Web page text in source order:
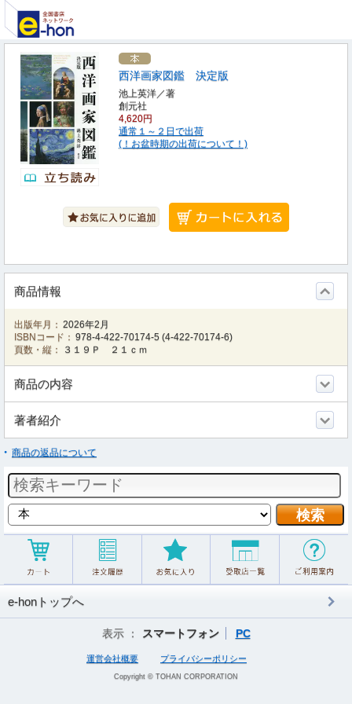
西洋画家図鑑 決定版
池上英洋／著
創元社
4,620円
通常１～２日で出荷
(！お盆時期の出荷について！)
商品情報
出版年月： 2026年2月
ISBNコード： 978-4-422-70174-5 (4-422-70174-6)
頁数・縦：
３１９Ｐ ２１ｃｍ
商品の内容
著者紹介
商品の返品について
e-honトップへ
表示 ： スマートフォン PC
運営会社概要 プライバシーポリシー
Copyright © TOHAN CORPORATION